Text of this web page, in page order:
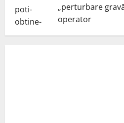
„perturbare
operator